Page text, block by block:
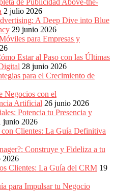
2 julio 2026
A Deep Dive into Blue
29 junio 2026
para Empresas y
Estar al Paso con las Últimas
28 junio 2026
para el Crecimiento de
Negocios con el
Artificial 26 junio 2026
Potencia tu Presencia y
junio 2026
Clientes: La Guía Definitiva
Construye y Fideliza a tu
2026
Clientes: La Guía del CRM 19
para Impulsar tu Negocio